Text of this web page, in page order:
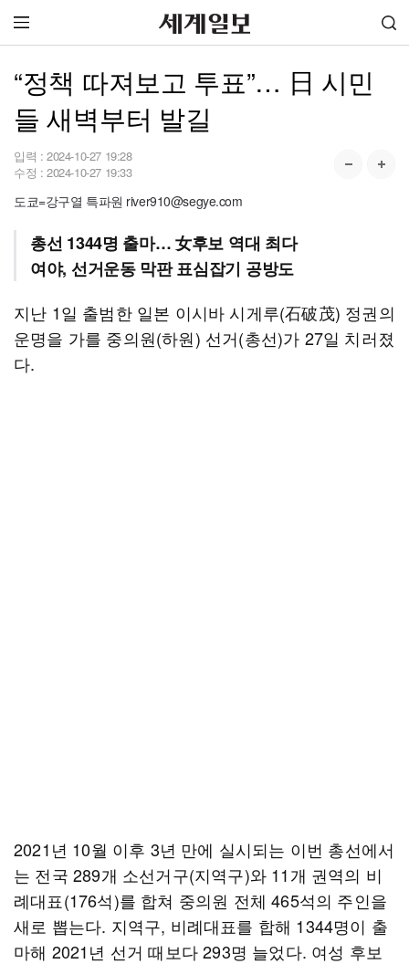
“정책 따져보고 투표”… 日 시민
들 새벽부터 발길
입력 : 2024-10-27 19:28
수정 : 2024-10-27 19:33
도쿄=강구열 특파원 river910@segye.com
총선 1344명 출마… 女후보 역대 최다
여야, 선거운동 막판 표심잡기 공방도
지난 1일 출범한 일본 이시바 시게루(石破茂) 정권의
운명을 가를 중의원(하원) 선거(총선)가 27일 치러졌
다.
2021년 10월 이후 3년 만에 실시되는 이번 총선에서
는 전국 289개 소선거구(지역구)와 11개 권역의 비
례대표(176석)를 합쳐 중의원 전체 465석의 주인을
새로 뽑는다. 지역구, 비례대표를 합해 1344명이 출
마해 2021년 선거 때보다 293명 늘었다. 여성 후보